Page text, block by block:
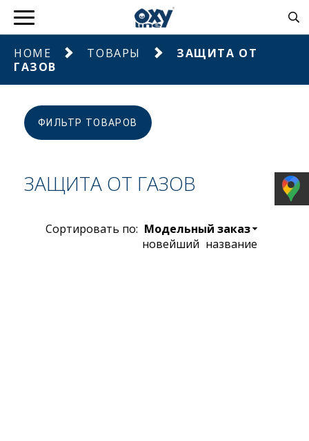
HOME ТОВАРЫ
ЗАЩИТА ОТ
ГАЗОВ
ФИЛЬТР ТОВАРОВ
ЗАЩИТА ОТ ГАЗОВ
Сортировать по: Модельный заказ
новейший название